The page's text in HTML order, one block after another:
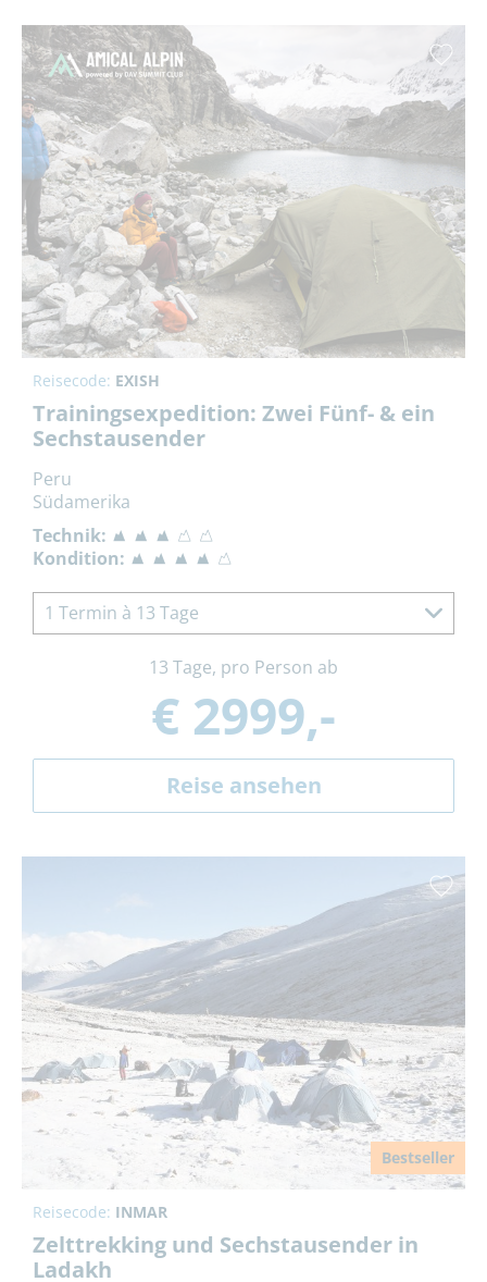
Reisecode: EXISH
Trainingsexpedition: Zwei Fünf- & ein
Sechstausender
Peru
Südamerika
Technik:
Kondition:
1 Termin à 13 Tage
13 Tage, pro Person ab
€ 2999,-
Reise ansehen
Bestseller
Reisecode: INMAR
Zelttrekking und Sechstausender in
Ladakh